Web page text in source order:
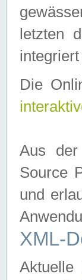
letzten
Die
Aus der
Source
und
XML-
Aktuelle